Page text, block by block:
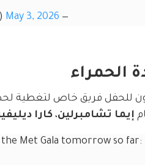
— EMPIRE (@EmpireIX)
May 3, 2026
الحمراء
للحفل فريق خاص لتغطية
إيما تشامبرلين، كارا
Met Gala tomorrow so far: